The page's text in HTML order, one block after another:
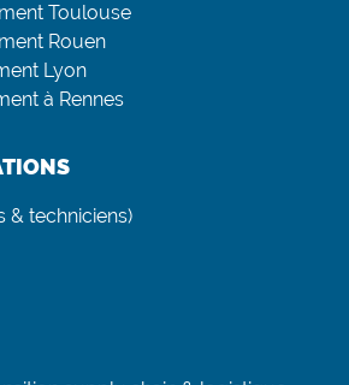
Toulouse
Rouen
Lyon
à Rennes
& techniciens)